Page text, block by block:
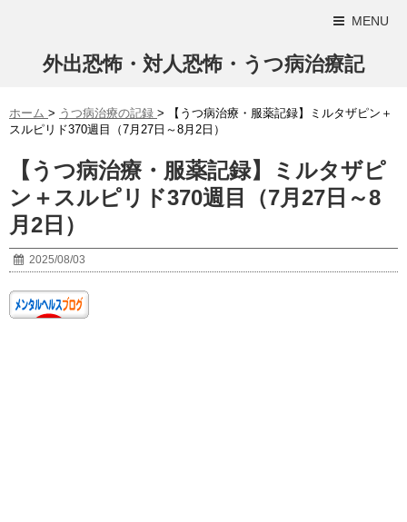
MENU
外出恐怖・対人恐怖・うつ病治療記
ホーム > うつ病治療の記録 >
【うつ病治療・服薬記録】ミルタザピン＋
スルピリド370週目（7月27日～8月2日）
【うつ病治療・服薬記録】ミルタザピ
ン＋スルピリド370週目（7月27日～8
月2日）
2025/08/03